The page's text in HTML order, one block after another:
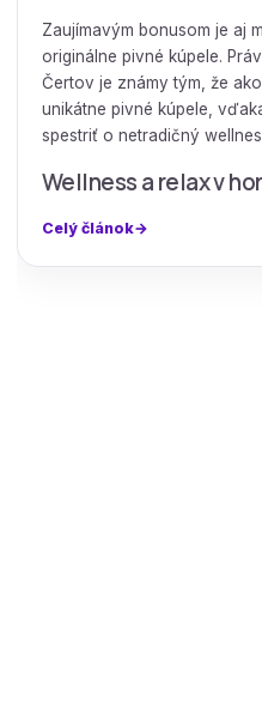
Zaujímavým bonusom je aj
originálne pivné kúpele.
Čertov je známy tým, že
unikátne pivné kúpele,
spestriť o netradičný
Wellness a relax v
Celý článok